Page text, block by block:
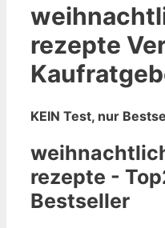
rezepte
KEIN Test, nur
rezepte -
Bestseller